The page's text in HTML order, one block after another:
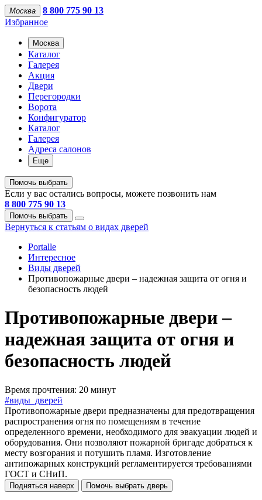
Москва
8 800 775 90 13
Избранное
Москва
Каталог
Галерея
Акция
Двери
Перегородки
Ворота
Конфигуратор
Каталог
Галерея
Адреса салонов
Еще
Помочь выбрать
Если у вас остались вопросы, можете позвонить нам
8 800 775 90 13
Помочь выбрать
Вернуться к статьям о видах дверей
Portalle
Интересное
Виды дверей
Противопожарные двери – надежная защита от огня и
безопасность людей
Противопожарные двери –
надежная защита от огня и
безопасность людей
Время прочтения: 20 минут
#виды_дверей
Противопожарные двери предназначены для предотвращения
распространения огня по помещениям в течение
определенного времени, необходимого для эвакуации людей и
оборудования. Они позволяют пожарной бригаде добраться к
месту возгорания и потушить пламя. Изготовление
антипожарных конструкций регламентируется требованиями
ГОСТ и СНиП.
Подняться наверх Помочь выбрать дверь